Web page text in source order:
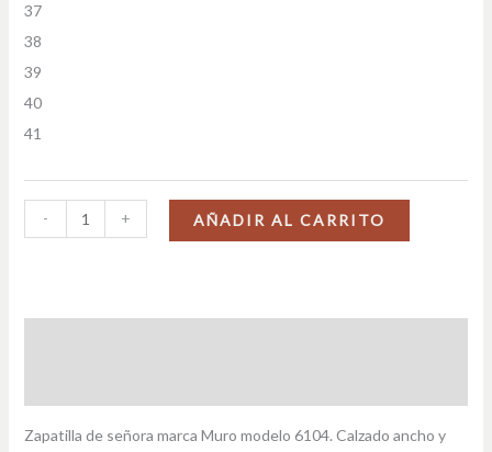
37
38
39
40
41
- + AÑADIR AL CARRITO
Zapatilla de señora marca Muro modelo 6104. Calzado ancho y